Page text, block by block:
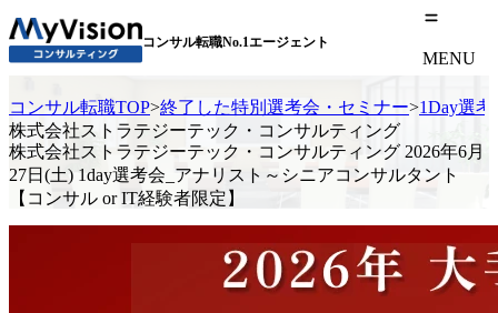
コンサル転職No.1エージェント
MENU
コンサル転職TOP>終了した特別選考会・セミナー>1Day選考
株式会社ストラテジーテック・コンサルティング
株式会社ストラテジーテック・コンサルティング 2026年6月
27日(土) 1day選考会_アナリスト～シニアコンサルタント
【コンサル or IT経験者限定】